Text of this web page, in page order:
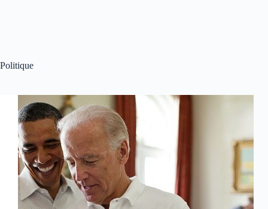
Politique